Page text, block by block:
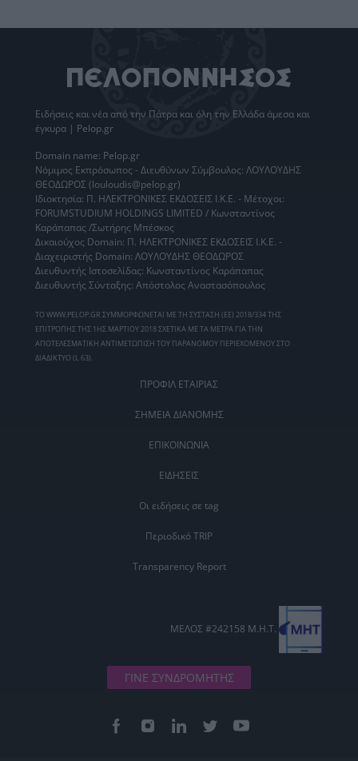
Ειδήσεις και νέα από την Πάτρα και όλη την Ελλάδα άμεσα και
έγκυρα | Pelop.gr
Domain name: Pelop.gr
Νόμιμος Εκπρόσωπος - Διευθύνων Σύμβουλος: ΛΟΥΛΟΥΔΗΣ
ΘΕΟΔΩΡΟΣ (louloudis@pelop.gr)
Ιδιοκτησία: Π. ΗΛΕΚΤΡΟΝΙΚΕΣ ΕΚΔΟΣΕΙΣ Ι.Κ.Ε. - Μέτοχοι:
FORUMSTUDIUM HOLDINGS LIMITED / Κωνσταντίνος
Καράπαπας /Σωτήρης Μπέσκος
Δικαιούχος Domain: Π. ΗΛΕΚΤΡΟΝΙΚΕΣ ΕΚΔΟΣΕΙΣ Ι.Κ.Ε. -
Διαχειριστής Domain: ΛΟΥΛΟΥΔΗΣ ΘΕΟΔΩΡΟΣ
Διευθυντής Ιστοσελίδας: Κωνσταντίνος Καράπαπας
Διευθυντής Σύνταξης: Απόστολος Αναστασόπουλος
ΤΟ WWW.PELOP.GR ΣΥΜΜΟΡΦΩΝΕΤΑΙ ΜΕ ΤΗ ΣΥΣΤΑΣΗ (ΕΕ) 2018/334 ΤΗΣ
ΕΠΙΤΡΟΠΗΣ ΤΗΣ 1ΗΣ ΜΑΡΤΙΟΥ 2018 ΣΧΕΤΙΚΑ ΜΕ ΤΑ ΜΕΤΡΑ ΓΙΑ ΤΗΝ
ΑΠΟΤΕΛΕΣΜΑΤΙΚΗ ΑΝΤΙΜΕΤΩΠΙΣΗ ΤΟΥ ΠΑΡΑΝΟΜΟΥ ΠΕΡΙΕΧΟΜΕΝΟΥ ΣΤΟ
ΔΙΑΔΙΚΤΥΟ (L 63).
ΠΡΟΦΙΛ ΕΤΑΙΡΙΑΣ
ΣΗΜΕΙΑ ΔΙΑΝΟΜΗΣ
ΕΠΙΚΟΙΝΩΝΙΑ
ΕΙΔΗΣΕΙΣ
Οι ειδήσεις σε tag
Περιοδικό TRIP
Transparency Report
ΓΙΝΕ ΣΥΝΔΡΟΜΗΤΗΣ
ΜΕΛΟΣ #242158 Μ.Η.Τ.